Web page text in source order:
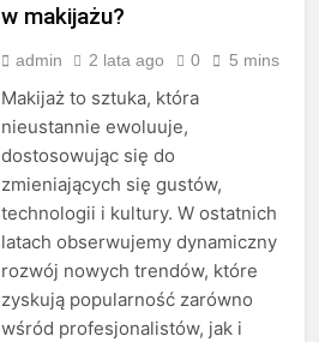
w makijażu?
admin 2 lata ago 0 5 mins
Makijaż to sztuka, która
nieustannie ewoluuje,
dostosowując się do
zmieniających się gustów,
technologii i kultury. W ostatnich
latach obserwujemy dynamiczny
rozwój nowych trendów, które
zyskują popularność zarówno
wśród profesjonalistów, jak i